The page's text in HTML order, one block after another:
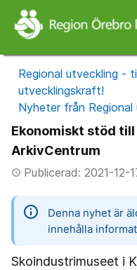
Regional utveckling -
utvecklingskraft!
Nyheter från Regional
Ekonomiskt stöd
ArkivCentrum
access_timePublicerad: 2021-12-
Denna nyhet är
innehålla
Skoindustrimuseet i